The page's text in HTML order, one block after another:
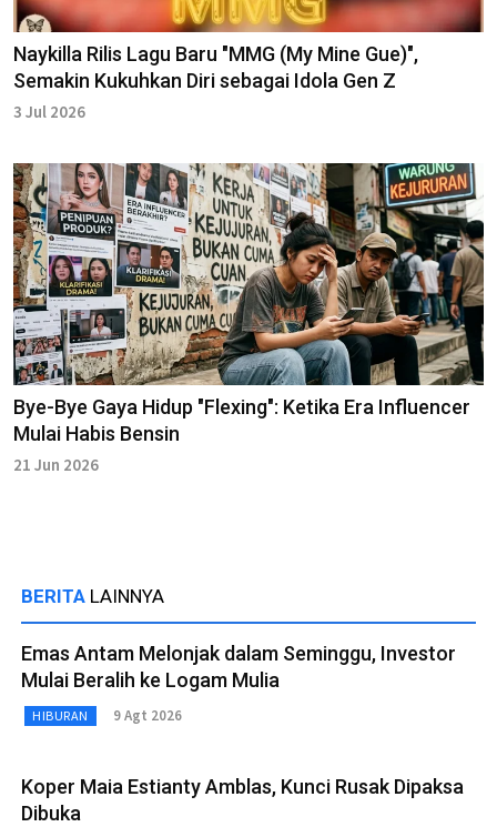
Naykilla Rilis Lagu Baru "MMG (My Mine Gue)",
Semakin Kukuhkan Diri sebagai Idola Gen Z
3 Jul 2026
Bye-Bye Gaya Hidup "Flexing": Ketika Era Influencer
Mulai Habis Bensin
21 Jun 2026
BERITA LAINNYA
Emas Antam Melonjak dalam Seminggu, Investor
Mulai Beralih ke Logam Mulia
HIBURAN 9 Agt 2026
Koper Maia Estianty Amblas, Kunci Rusak Dipaksa
Dibuka